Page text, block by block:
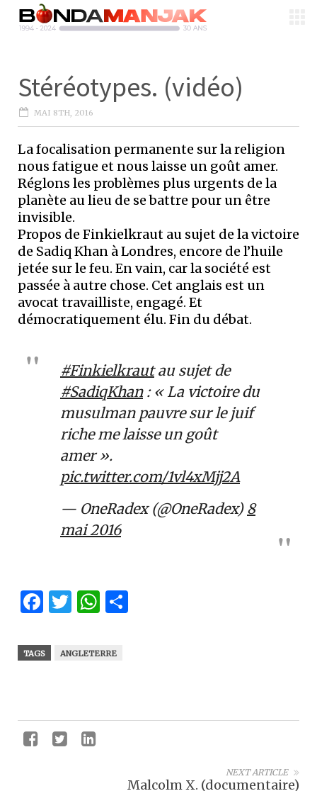
Stéréotypes. (vidéo)
MAI 8TH, 2016
La focalisation permanente sur la religion
nous fatigue et nous laisse un goût amer.
Réglons les problèmes plus urgents de la
planète au lieu de se battre pour un être
invisible.
Propos de Finkielkraut au sujet de la victoire
de Sadiq Khan à Londres, encore de l’huile
jetée sur le feu. En vain, car la société est
passée à autre chose. Cet anglais est un
avocat travailliste, engagé. Et
démocratiquement élu. Fin du débat.
#Finkielkrautau sujet de
#SadiqKhan: « La victoire du
musulman pauvre sur le juif
riche me laisse un goût
amer ».
pic.twitter.com/1vl4xMjj2A
— OneRadex (@OneRadex) 8
mai 2016
Facebook
Twitter
WhatsApp
TAGS ANGLETERRE
NEXT ARTICLE
Malcolm X. (documentaire)